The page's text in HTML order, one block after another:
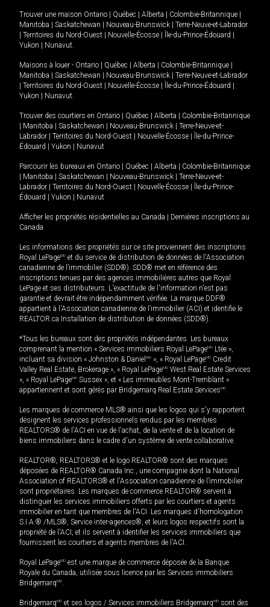
Trouver une maison Ontario | Québec | Alberta | Colombie-Britannique |
Manitoba | Saskatchewan | Nouveau-Brunswick | Terre-Neuve-et-Labrador
| Territoires du Nord-Ouest | Nouvelle-Écosse | Île-du-Prince-Édouard |
Yukon | Nunavut
Maisons à louer - Ontario | Québec | Alberta | Colombie-Britannique |
Manitoba | Saskatchewan | Nouveau-Brunswick | Terre-Neuve-et-Labrador
| Territoires du Nord-Ouest | Nouvelle-Écosse | Île-du-Prince-Édouard |
Yukon | Nunavut
Trouver des courtiers en Ontario | Québec | Alberta | Colombie-Britannique
| Manitoba | Saskatchewan | Nouveau-Brunswick | Terre-Neuve-et-
Labrador | Territoires du Nord-Ouest | Nouvelle-Écosse | Île-du-Prince-
Édouard | Yukon | Nunavut
Parcourir les bureaux en Ontario | Québec | Alberta | Colombie-Britannique
| Manitoba | Saskatchewan | Nouveau-Brunswick | Terre-Neuve-et-
Labrador | Territoires du Nord-Ouest | Nouvelle-Écosse | Île-du-Prince-
Édouard | Yukon | Nunavut
Afficher les propriétés résidentielles au Canada | Dernières inscriptions au
Canada
Les informations des propriétés sur ce site proviennent des inscriptions
Royal LePageMD et du service de distribution de données de l'Association
canadienne de l’immobilier (SDD®). SDD® met en référence des
inscriptions tenues par des agences immobilières autres que Royal
LePage et ses distributeurs. L'exactitude de l'information n'est pas
garantie et devrait être indépendamment vérifiée. La marque DDF®
appartient à l'Association canadienne de l’immobilier (ACI) et identifie le
REALTOR.ca Installation de distribution de données (SDD®).
*Tous les bureaux sont des propriétés indépendantes. Les bureaux
comprenant la mention « Services immobiliers Royal LePageMD Ltée »,
incluant sa division « Johnston & Daniel MD », « Royal LePageMD Credit
Valley Real Estate, Brokerage », « Royal LePageMD West Real Estate Services
», « Royal LePageMD Sussex », et « Les immeubles Mont-Tremblant »
appartiennent et sont gérés par Bridgemarq Real Estate ServicesMD
Les marques de commerce MLS® ainsi que les logos qui s'y rapportent
désignent les services professionnels rendus par les membres
REALTORS® de l'ACI en vue de l'achat, de la vente et de la location de
biens immobiliers dans le cadre d'un système de vente collaborative.
REALTOR®, REALTORS® et le logo REALTOR® sont des marques
déposées de REALTOR® Canada Inc., une compagnie dont la National
Association of REALTORS® et l'Association canadienne de l’immobilier
sont propriétaires. Les marques de commerce REALTOR® servent à
distinguer les services immobiliers offerts par les courtiers et agents
immobilier en tant que membres de l'ACI. Les marques d'homologation
S.I.A.® /MLS®, Service inter-agences®, et leurs logos respectifs sont la
propriété de l'ACI, et ils servent à identifier les services immobiliers que
fournissent les courtiers et agents membres de l'ACI.
Royal LePageMD est une marque de commerce déposée de la Banque
Royale du Canada, utilisée sous licence par les Services immobiliers
BridgemarqMD
BridgemarqMD et ses logos / Services immobiliers BridgemarqMD sont des